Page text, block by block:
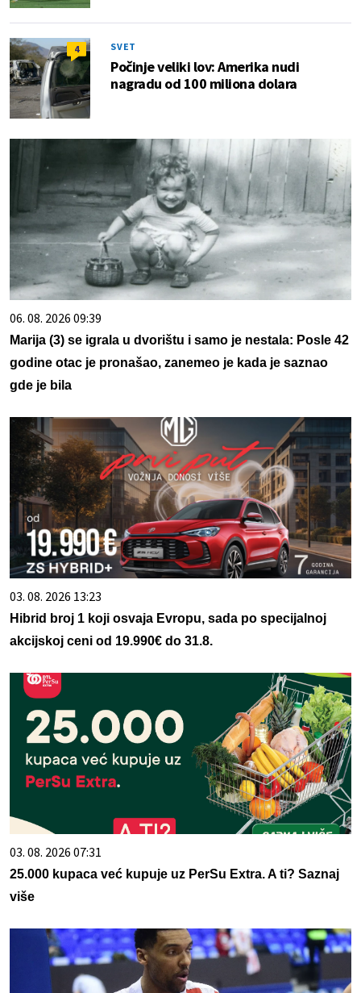
4 SVET
Počinje veliki lov: Amerika nudi
nagradu od 100 miliona dolara
06. 08. 2026 09:39
Marija (3) se igrala u dvorištu i samo je nestala: Posle 42
godine otac je pronašao, zanemeo je kada je saznao
gde je bila
03. 08. 2026 13:23
Hibrid broj 1 koji osvaja Evropu, sada po specijalnoj
akcijskoj ceni od 19.990€ do 31.8.
03. 08. 2026 07:31
25.000 kupaca već kupuje uz PerSu Extra. A ti? Saznaj
više